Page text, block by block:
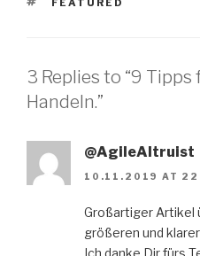
FEATURED
3 Replies to “9
Handeln.”
@AgileAltruist
10.11.2019 AT
Großartiger Artikel
größeren und